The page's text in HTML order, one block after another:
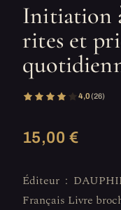
Initiation
rites et
4,0(26)
15,00 €
Éditeur ‏ : ‎ DAUPHIN (5 décembre 2019) Langue ‏ : ‎
Français Livre broché ‏ : ‎ 144 pages ISBN-